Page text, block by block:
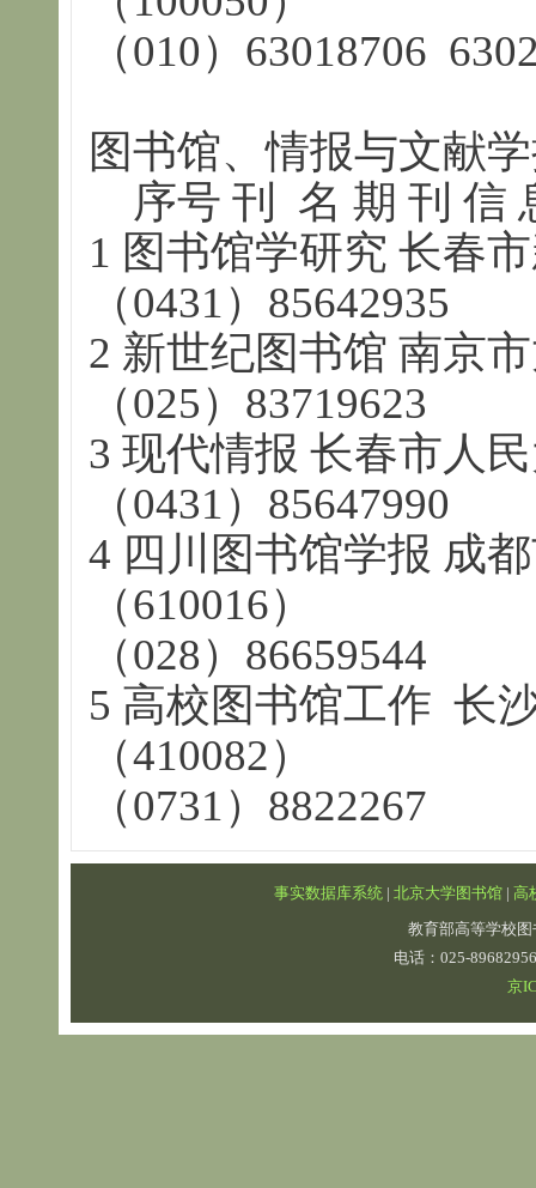
（010）63018706
图书馆、情报与文献
序号 刊 名 期 刊 信
1 图书馆学研究 长春
（0431）85642935
2 新世纪图书馆 南京
（025）83719623
3 现代情报 长春市人
（0431）85647990
4 四川图书馆学报 成
（610016）
（028）86659544
5 高校图书馆工作 长
（410082）
（0731）8822267
事实数据库系统 | 北京大学图书馆| 高
教育部高等学校
电话：025-
京